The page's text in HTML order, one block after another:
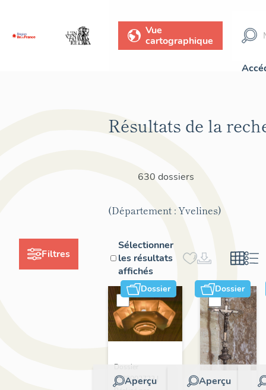
Vue
cartographique
Filtres
Résultats de la
630 dossiers
(Département : Yvelines)
Sélectionner
les résultats
affichés
Dossier
Aperçu
Dossier
IM78002723 |
Dossier
Aperçu